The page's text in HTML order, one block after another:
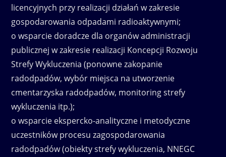
licencyjnych przy realizacji działań w zakresie
gospodarowania odpadami radioaktywnymi;
o wsparcie doradcze dla organów administracji
publicznej w zakresie realizacji Koncepcji Rozwoju
Strefy Wykluczenia (ponowne zakopanie
radodpadów, wybór miejsca na utworzenie
cmentarzyska radodpadów, monitoring strefy
wykluczenia itp.);
o wsparcie ekspercko-analityczne i metodyczne
uczestników procesu zagospodarowania
radodpadów (obiekty strefy wykluczenia, NNEGC